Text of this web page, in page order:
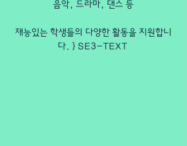
음악, 드라마, 댄스 등
재능있는 학생들의 다양한 활동을 지원합니
다. } SE3-TEXT